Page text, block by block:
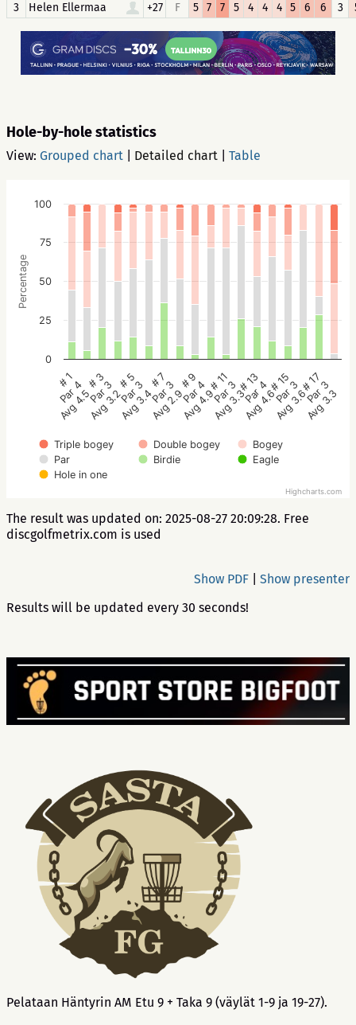
3
Helen Ellermaa +27 F 5 7 7 5 4 4 4 5 6 6 3
Hole-by-hole statistics
View: Grouped chart Detailed chart Table
Percentage
Triple bogey Double bogey
Bogey
Par
Birdie
Eagle
Hole in one
# 1
Par 4
Avg 4.5
# 3
Par 3
Avg 3.2
# 5
Par 3
Avg 3.4
# 7
Par 3
Avg 2.9
# 9
Par 4
Avg 4.9
# 11
Par 3
Avg 3.3
# 13
Par 4
Avg 4.6
# 15
Par 3
Avg 3.6
# 17
Par 3
Avg 3.3
0
25
50
75
100
Highcharts.com
The result was updated on: 2025-08-27 20:09:28. Free
discgolfmetrix.com is used
Show presenter
Show PDF
Results will be updated every 30 seconds!
Pelataan Häntyrin AM Etu 9 + Taka 9 (väylät 1-9 ja 19-27).